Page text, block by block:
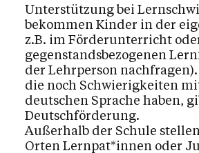
Glaube & Feste
Das Kirchenjahr im Überblick
Kirche & Ich
Aktuelles
Unterstützung bei
bekommen Kinder in der
z.B. im Förderunterricht
gegenstandsbezogenen
der Lehrperson
die noch Schwierigkeiten
deutschen Sprache haben,
Deutschförderung.
Außerhalb der Schule
Orten Lernpat*innen oder